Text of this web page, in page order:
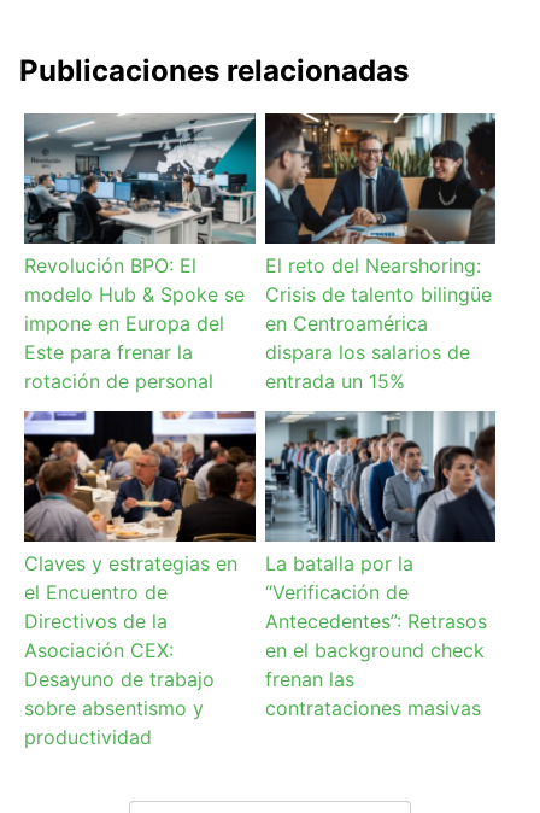
Publicaciones relacionadas
Revolución BPO: El
modelo Hub & Spoke se
impone en Europa del
Este para frenar la
rotación de personal
El reto del Nearshoring:
Crisis de talento bilingüe
en Centroamérica
dispara los salarios de
entrada un 15%
Claves y estrategias en
el Encuentro de
Directivos de la
Asociación CEX:
Desayuno de trabajo
sobre absentismo y
productividad
La batalla por la
“Verificación de
Antecedentes”: Retrasos
en el background check
frenan las
contrataciones masivas